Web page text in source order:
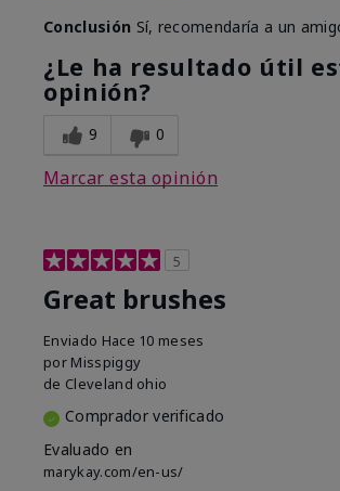
Conclusión Sí, recomendaría a un
¿Le ha resultado útil
opinión?
9 0
Marcar esta opinión
5
Great brushes
Enviado Hace 10 meses
por Misspiggy
de Cleveland ohio
Comprador verificado
Evaluado en
marykay.com/en-us/